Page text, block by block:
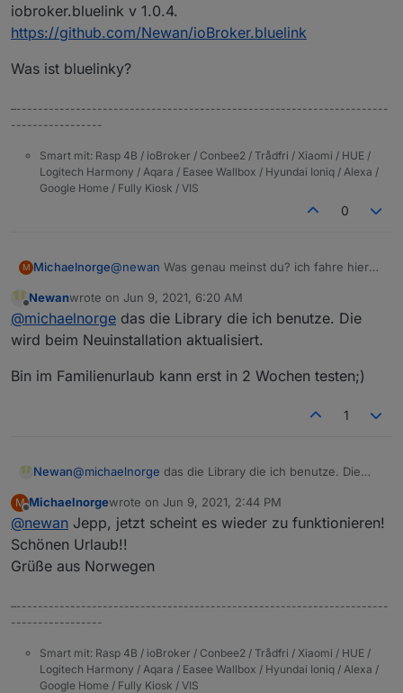
iobroker.bluelink v 1.0.4.
https://github.com/Newan/ioBroker.bluelink
Was ist bluelinky?
–---------------------------------------------------------------------
-----------------
Smart mit: Rasp 4B / ioBroker / Conbee2 / Trådfri / Xiaomi / HUE /
Logitech Harmony / Aqara / Easee Wallbox / Hyundai Ioniq / Alexa /
Google Home / Fully Kiosk / VIS
0
M Michaelnorge@newan Was genau meinst du? ich fahre hier
https://github.com/Newan/ioBroker.bluelink
Was ist bluelinky?
Offline
Newanwrote on Jun 9, 2021, 6:20 AM
last edited by
@michaelnorge das die Library die ich benutze. Die
wird beim Neuinstallation aktualisiert.
Bin im Familienurlaub kann erst in 2 Wochen testen;)
1
Newan@michaelnorge das die Library die ich benutze. Die
Bin im Familienurlaub kann erst in 2 Wochen testen;)
M Michaelnorgewrote on Jun 9, 2021, 2:44 PM
last edited by
@newan Jepp, jetzt scheint es wieder zu funktionieren!
Schönen Urlaub!!
Grüße aus Norwegen
–---------------------------------------------------------------------
-----------------
Smart mit: Rasp 4B / ioBroker / Conbee2 / Trådfri / Xiaomi / HUE /
Logitech Harmony / Aqara / Easee Wallbox / Hyundai Ioniq / Alexa /
Google Home / Fully Kiosk / VIS